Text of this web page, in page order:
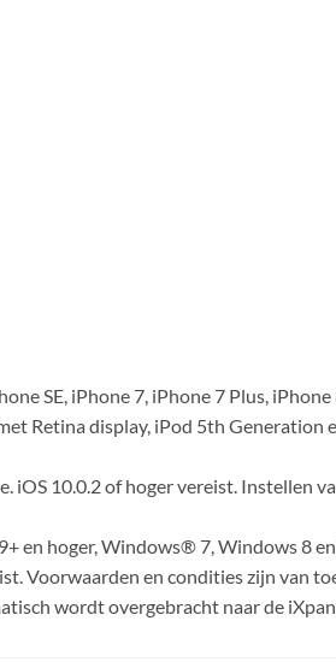
SE, iPhone 7, iPhone 7 Plus,
Retina display, iPod 5th
10.0.2 of hoger vereist. Instellen
en hoger, Windows® 7, Windows 8
Voorwaarden en condities zijn van
wordt overgebracht naar de